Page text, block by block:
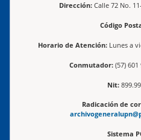
Dirección: Calle 72 No.
Código
Horario de Atención: Lunes a
Conmutador: (57) 601
Nit:
Radicación de
Sistema